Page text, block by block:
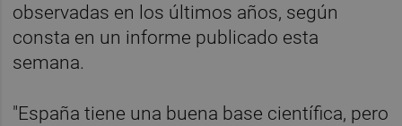
observadas en los últimos años, según
consta en un informe publicado esta
semana.
"España tiene una buena base científica, pero